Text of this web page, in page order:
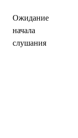
Ожидание
начала
слушания